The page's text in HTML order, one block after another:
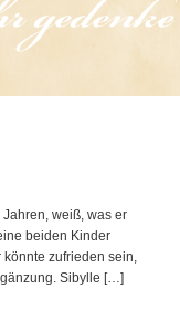
weiß, was er
beiden Kinder
zufrieden sein,
Sibylle […]